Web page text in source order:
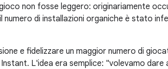
non fosse leggero: originariamente
numero di installazioni organiche è stato
e fidelizzare un maggior numero di
L'idea era semplice: "volevamo dare